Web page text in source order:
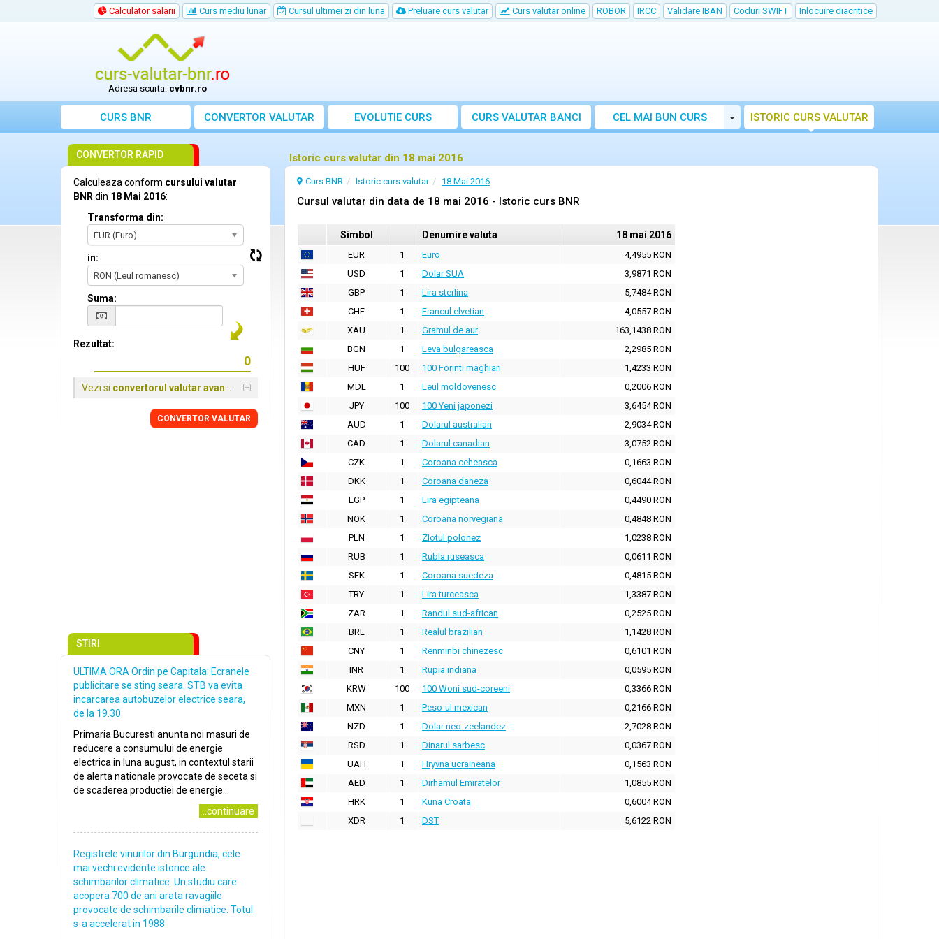
Calculator salarii Curs mediu lunar Cursul ultimei zi din luna Preluare curs valutar Curs valutar online ROBOR IRCC Validare IBAN Coduri SWIFT Inlocuire diacritice
Adresa scurta: cvbnr.ro
CURS BNR CONVERTOR VALUTAR EVOLUTIE CURS CURS VALUTAR BANCI CEL MAI BUN CURS Toggle Dropdown
ISTORIC CURS VALUTAR
Istoric curs valutar din 18 mai 2016
Curs BNR Istoric curs valutar 18 Mai 2016
Cursul valutar din data de 18 mai 2016 - Istoric curs BNR
Simbol Denumire valuta 18 mai 2016
EUR 1 Euro
4,4955 RON
USD
1 Dolar SUA
3,9871 RON
GBP
1 Lira sterlina
5,7484 RON
CHF
1 Francul elvetian
4,0557 RON
XAU
1 Gramul de aur
163,1438 RON
BGN
1 Leva bulgareasca
2,2985 RON
HUF
100 100 Forinti maghiari
1,4233 RON
MDL
1 Leul moldovenesc
0,2006 RON
JPY
100 100 Yeni japonezi
3,6454 RON
AUD
1 Dolarul australian
2,9034 RON
CAD
1 Dolarul canadian
3,0752 RON
CZK
1 Coroana ceheasca
0,1663 RON
DKK
1 Coroana daneza
0,6044 RON
EGP
1 Lira egipteana
0,4490 RON
NOK
1 Coroana norvegiana
0,4848 RON
PLN
1 Zlotul polonez
1,0238 RON
RUB
1 Rubla ruseasca
0,0611 RON
SEK
1 Coroana suedeza
0,4815 RON
TRY
1 Lira turceasca
1,3387 RON
ZAR
1 Randul sud-african
0,2525 RON
BRL
1 Realul brazilian
1,1428 RON
CNY
1 Renminbi chinezesc
0,6101 RON
INR
1 Rupia indiana
0,0595 RON
KRW
100 100 Woni sud-coreeni
0,3366 RON
MXN
1 Peso-ul mexican
0,2166 RON
NZD
1 Dolar neo-zeelandez
2,7028 RON
RSD
1 Dinarul sarbesc
0,0367 RON
UAH
1 Hryvna ucraineana
0,1563 RON
AED
1 Dirhamul Emiratelor
1,0855 RON
HRK
1 Kuna Croata
0,6004 RON
XDR
1 DST 5,6122 RON
CONVERTOR RAPID
Calculeaza conform cursului valutar
BNR din 18 Mai 2016:
Transforma din:
EUR (Euro)
in:
RON (Leul romanesc)
Suma:
Rezultat:
Vezi si convertorul valutar avansat
CONVERTOR VALUTAR
STIRI
ULTIMA ORA Ordin pe Capitala: Ecranele
publicitare se sting seara. STB va evita
incarcarea autobuzelor electrice seara,
de la 19.30
Primaria Bucuresti anunta noi masuri de
reducere a consumului de energie
electrica in luna august, in contextul starii
de alerta nationale provocate de seceta si
de scaderea productiei de energie...
..continuare
Registrele vinurilor din Burgundia, cele
mai vechi evidente istorice ale
schimbarilor climatice. Un studiu care
acopera 700 de ani arata ravagiile
provocate de schimbarile climatice. Totul
s-a accelerat in 1988